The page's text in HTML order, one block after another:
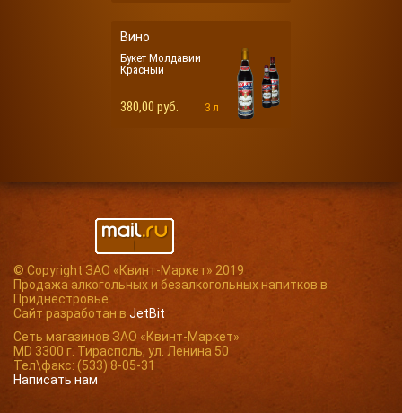
Вино
3 л
Букет Молдавии
Красный
380,00 руб.
© Copyright ЗАО «Квинт-Маркет» 2019
Продажа алкогольных и безалкогольных напитков в
Приднестровье.
Сайт разработан в JetBit
Сеть магазинов ЗАО «Квинт-Маркет»
MD 3300 г. Тирасполь, ул. Ленина 50
Тел\факс: (533) 8-05-31
Написать нам